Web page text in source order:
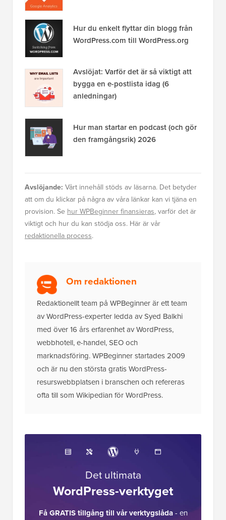
Hur du enkelt flyttar din blogg från
WordPress.com till WordPress.org
Avslöjat: Varför det är så viktigt att
bygga en e-postlista idag (6
anledningar)
Hur man startar en podcast (och gör
den framgångsrik) 2026
Avslöjande: Vårt innehåll stöds av läsarna. Det betyder
att om du klickar på några av våra länkar kan vi tjäna en
provision. Se hur WPBeginner finansieras, varför det är
viktigt och hur du kan stödja oss. Här är vår
redaktionella process.
Om redaktionen
Redaktionellt team på WPBeginner är ett team
av WordPress-experter ledda av Syed Balkhi
med över 16 års erfarenhet av WordPress,
webbhotell, e-handel, SEO och
marknadsföring. WPBeginner startades 2009
och är nu den största gratis WordPress-
resurswebbplatsen i branschen och refereras
ofta till som Wikipedian för WordPress.
Det ultimata
WordPress-verktyget
Få GRATIS tillgång till vår verktygslåda- en